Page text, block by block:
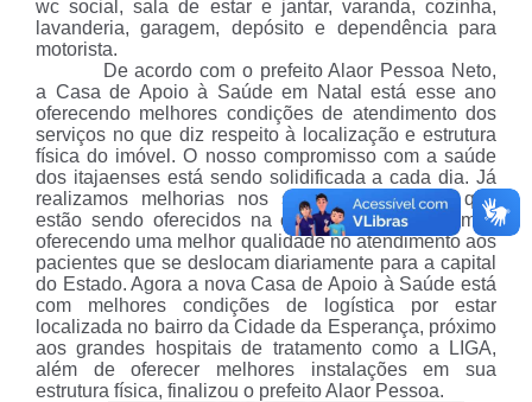
wc social, sala de estar e jantar, varanda, cozinha,
lavanderia, garagem, depósito e dependência para
motorista.
De acordo com o prefeito Alaor Pessoa Neto,
a Casa de Apoio à Saúde em Natal está esse ano
oferecendo melhores condições de atendimento dos
serviços no que diz respeito à localização e estrutura
física do imóvel. O nosso compromisso com a saúde
dos itajaenses está sendo solidificada a cada dia. Já
realizamos melhorias nos serviços de saúde que
estão sendo oferecidos na cidade e agora estamos
oferecendo uma melhor qualidade no atendimento aos
pacientes que se deslocam diariamente para a capital
do Estado. Agora a nova Casa de Apoio à Saúde está
com melhores condições de logística por estar
localizada no bairro da Cidade da Esperança, próximo
aos grandes hospitais de tratamento como a LIGA,
além de oferecer melhores instalações em sua
estrutura física, finalizou o prefeito Alaor Pessoa.